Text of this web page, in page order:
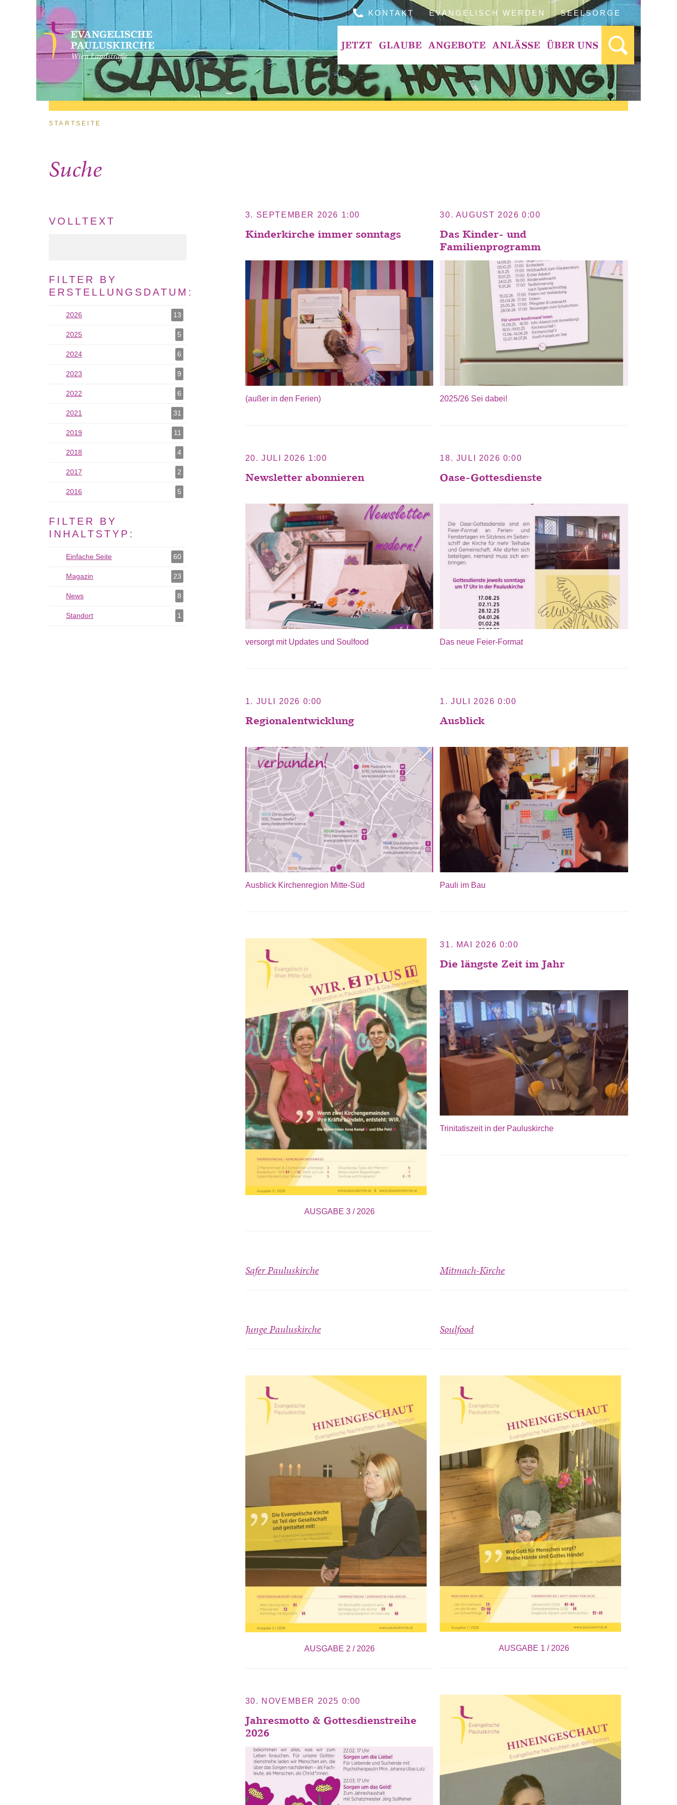
Direkt zum Inhalt KONTAKT EVANGELISCH WERDEN SEELSORGE
JETZT GLAUBE ANGEBOTE ANLÄSSE ÜBER UNS
Sie sind hier
STARTSEITE
Suche
3. SEPTEMBER 2026 1:00
Kinderkirche immer sonntags
(außer in den Ferien)
30. AUGUST 2026 0:00
Das Kinder- und
Familienprogramm
2025/26 Sei dabei!
20. JULI 2026 1:00
Newsletter abonnieren
versorgt mit Updates und Soulfood
18. JULI 2026 0:00
Oase-Gottesdienste
Das neue Feier-Format
1. JULI 2026 0:00
Regionalentwicklung
Ausblick Kirchenregion Mitte-Süd
1. JULI 2026 0:00
Ausblick
Pauli im Bau
AUSGABE 3 / 2026
31. MAI 2026 0:00
Die längste Zeit im Jahr
Trinitatiszeit in der Pauluskirche
Safer Pauluskirche Mitmach-Kirche
Junge Pauluskirche Soulfood
AUSGABE 2 / 2026 AUSGABE 1 / 2026
30. NOVEMBER 2025 0:00
Jahresmotto & Gottesdienstreihe
2026
VOLLTEXT
FILTER BY
ERSTELLUNGSDATUM:
2026 13
2025 5
2025 als Filter hinzufügen
2024 6
2024 als Filter hinzufügen
2023 9
2022 6
2021 31
2019 11
2018 4
2017 2
2016 5
FILTER BY
INHALTSTYP:
Einfache Seite 60
Einfache Seite als Filter hinzufügen
Magazin 23
Magazin als Filter hinzufügen
News 8
News als Filter hinzufügen
Standort 1
Standort als Filter hinzufügen